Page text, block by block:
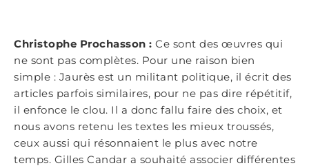
Christophe Prochasson : Ce sont des œuvres qui
ne sont pas complètes. Pour une raison bien
simple : Jaurès est un militant politique, il écrit des
articles parfois similaires, pour ne pas dire répétitif,
il enfonce le clou. Il a donc fallu faire des choix, et
nous avons retenu les textes les mieux troussés,
ceux aussi qui résonnaient le plus avec notre
temps. Gilles Candar a souhaité associer différentes